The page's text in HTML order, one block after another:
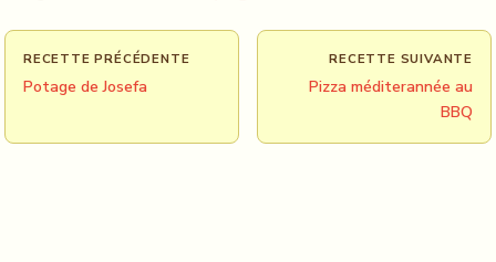
RECETTE PRÉCÉDENTE
Potage de Josefa
RECETTE SUIVANTE
Pizza méditerannée au
BBQ